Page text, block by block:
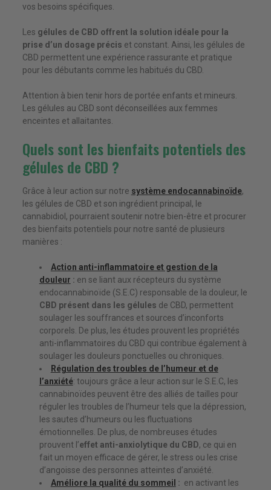
vos besoins spécifiques.
Les gélules de CBD offrent la solution idéale pour la
prise d’un dosage précis et constant. Ainsi, les gélules de
CBD permettent une expérience rassurante et pratique
pour les débutants comme les habitués du CBD.
Attention à bien tenir hors de portée enfants et mineurs.
Les gélules au CBD sont déconseillées aux femmes
enceintes et allaitantes.
Quels sont les bienfaits potentiels des
gélules de CBD ?
Grâce à leur action sur notre système endocannabinoïde,
les gélules de CBD et son ingrédient principal, le
cannabidiol, pourraient soutenir notre bien-être et procurer
des bienfaits potentiels pour notre santé de plusieurs
manières :
Action anti-inflammatoire et gestion de la
douleur : en se liant aux récepteurs du système
endocannabinoïde (S.E.C) responsable de la douleur, le
CBD présent dans les gélules de CBD, permettent
soulager les souffrances et sources d’inconforts
corporels. De plus, les études prouvent les propriétés
anti-inflammatoires du CBD qui contribue également à
soulager les douleurs ponctuelles ou chroniques.
Régulation des troubles de l’humeur et de
l’anxiété: toujours grâce a leur action sur le S.E.C, les
cannabinoïdes peuvent être des alliés de tailles pour
réguler les troubles de l’humeur tels que la dépression,
les sautes d’humeurs ou les fluctuations
émotionnelles. De plus, de nombreuses études
prouvent l’effet anti-anxiolytique du CBD, ce qui en
fait un moyen efficace de gérer, le stress ou les crise
d’angoisse des personnes atteintes d’anxiété.
Améliore la qualité du sommeil : en activant les